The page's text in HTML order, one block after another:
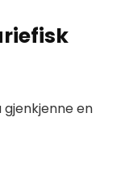
gjenkjenne en